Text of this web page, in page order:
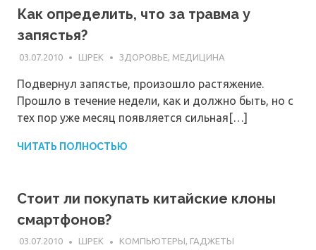
Как определить, что за травма у
запястья?
03.07.2010 ШРЕК ЗДОРОВЬЕ, МЕДИЦИНА
Подвернул запястье, произошло растяжение.
Прошло в течение недели, как и должно быть, но с
тех пор уже месяц появляется сильная[…]
ЧИТАТЬ ПОЛНОСТЬЮ
Стоит ли покупать китайские клоны
смартфонов?
03.07.2010 ШРЕК КОМПЬЮТЕРЫ, ГАДЖЕТЫ